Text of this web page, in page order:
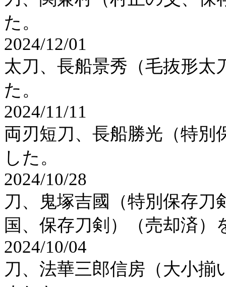
た。
2024/12/01
太刀、長船景秀（毛抜形
た。
2024/11/11
両刃短刀、長船勝光（特別
した。
2024/10/28
刀、鬼塚吉國（特別保存刀
国、保存刀剣）（売却済）
2024/10/04
刀、法華三郎信房（大小